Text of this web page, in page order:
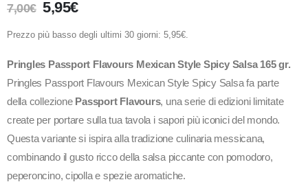
7,00€ 5,95€
Prezzo più basso degli ultimi 30 giorni: 5,95€.
Pringles Passport Flavours Mexican Style Spicy Salsa 165 gr.
Pringles Passport Flavours Mexican Style Spicy Salsa fa parte
della collezione Passport Flavours, una serie di edizioni limitate
create per portare sulla tua tavola i sapori più iconici del mondo.
Questa variante si ispira alla tradizione culinaria messicana,
combinando il gusto ricco della salsa piccante con pomodoro,
peperoncino, cipolla e spezie aromatiche.